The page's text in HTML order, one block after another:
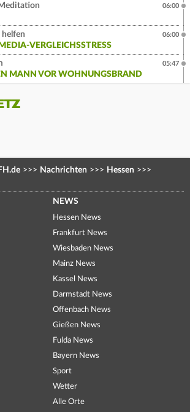
06:00
helfen
VERGLEICHSSTRESS
06:00
MANN VOR WOHNUNGSBRAND
05:47
>>> Nachrichten >>> Hessen >>>
NEWS
Hessen News
Frankfurt News
Wiesbaden News
Mainz News
Kassel News
Darmstadt News
Offenbach News
Gießen News
Fulda News
Bayern News
Sport
Wetter
Alle Orte